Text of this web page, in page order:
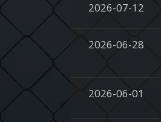
2026-07-12
2026-06-28
2026-06-01